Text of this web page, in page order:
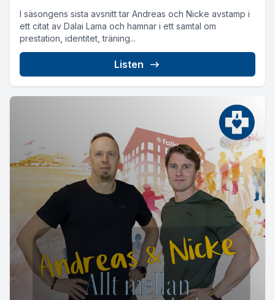
I säsongens sista avsnitt tar Andreas och Nicke avstamp i
ett citat av Dalai Lama och hamnar i ett samtal om
prestation, identitet, träning...
Listen